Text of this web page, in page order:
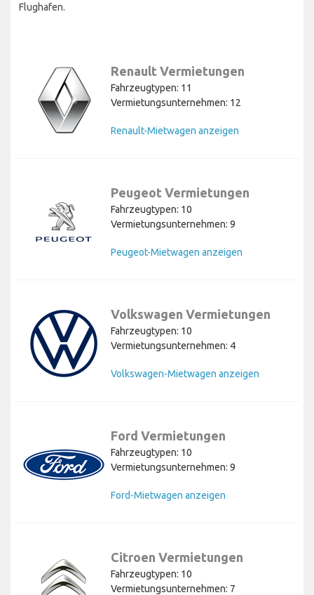
Flughafen.
Renault Vermietungen
Fahrzeugtypen: 11
Vermietungsunternehmen: 12
Renault-Mietwagen anzeigen
Peugeot Vermietungen
Fahrzeugtypen: 10
Vermietungsunternehmen: 9
Peugeot-Mietwagen anzeigen
Volkswagen Vermietungen
Fahrzeugtypen: 10
Vermietungsunternehmen: 4
Volkswagen-Mietwagen anzeigen
Ford Vermietungen
Fahrzeugtypen: 10
Vermietungsunternehmen: 9
Ford-Mietwagen anzeigen
Citroen Vermietungen
Fahrzeugtypen: 10
Vermietungsunternehmen: 7